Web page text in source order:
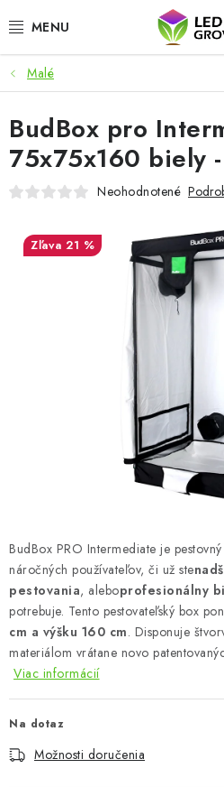
na
AKCIE
LED OSVETLENIE PRE RASTLINY
PESTOVATEĽSKÉ POTREBY
Hodnotenie obchodu
Obchodné podmienky
Predávané
Podmienky o ochrane osobných
Malé
BudBox PRO Intermediate je
náročných používateľov, či už ste
pestovania, aleboprofesionálny
potrebuje. Tento pestovateľský box
cm a výšku 160 cm. Disponuje
materiálom vrátane novo
Viac informácií
Na dotaz
Možnosti doručenia
BudBox pro
75x75x160 biely
Neohodnotené
21 %